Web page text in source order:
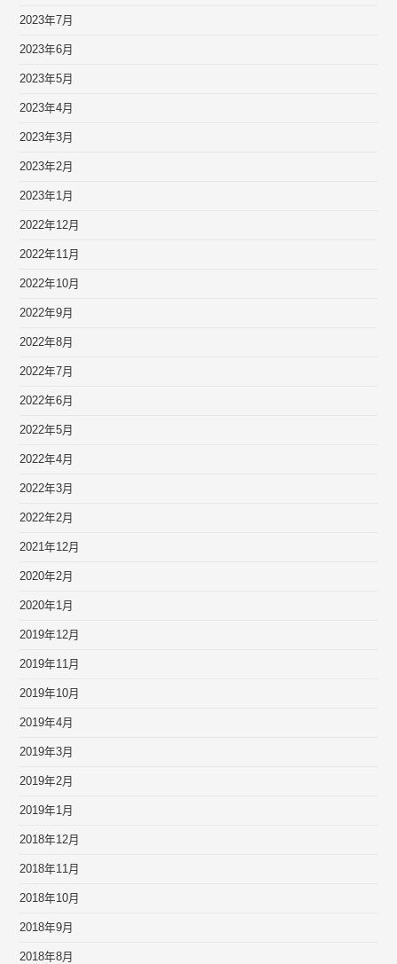
2023年7月
2023年6月
2023年5月
2023年4月
2023年3月
2023年2月
2023年1月
2022年12月
2022年11月
2022年10月
2022年9月
2022年8月
2022年7月
2022年6月
2022年5月
2022年4月
2022年3月
2022年2月
2021年12月
2020年2月
2020年1月
2019年12月
2019年11月
2019年10月
2019年4月
2019年3月
2019年2月
2019年1月
2018年12月
2018年11月
2018年10月
2018年9月
2018年8月